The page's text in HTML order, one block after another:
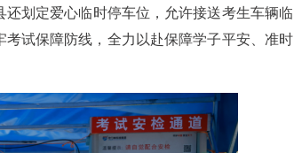
划定爱心临时停车位，允许接送考生车辆临
试保障防线，全力以赴保障学子平安、准时